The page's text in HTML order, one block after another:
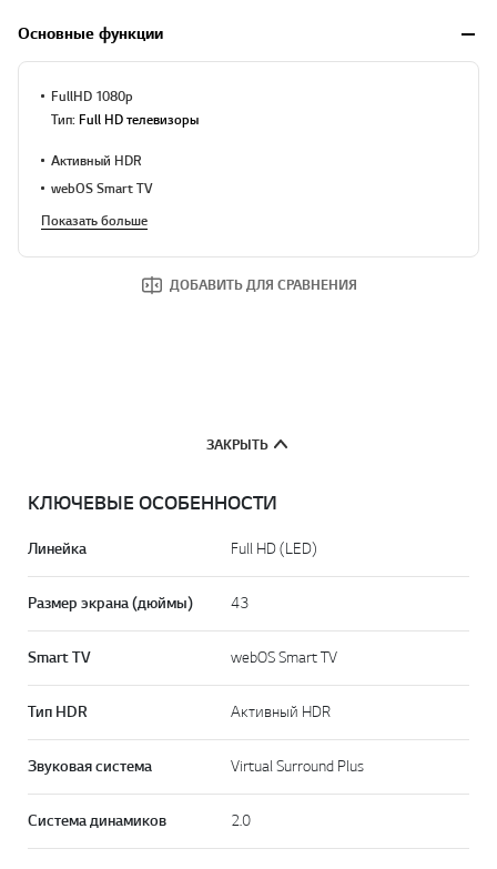
Основные функции
Full HD 1080p
Тип: Full HD телевизоры
Активный HDR
webOS Smart TV
Показать больше
ДОБАВИТЬ ДЛЯ СРАВНЕНИЯ
ЗАКРЫТЬ
КЛЮЧЕВЫЕ ОСОБЕННОСТИ
Линейка Full HD (LED)
Размер экрана (дюймы) 43
Smart TV webOS Smart TV
Тип HDR Активный HDR
Звуковая система Virtual Surround Plus
Система динамиков 2.0